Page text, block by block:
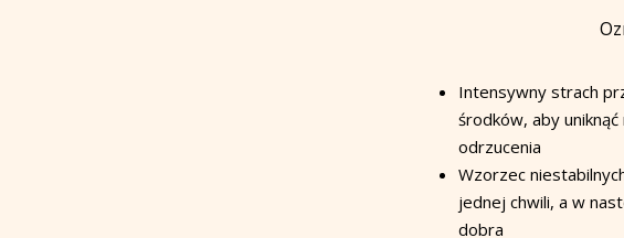
Intensywny strach
środków, aby
odrzucenia
Wzorzec
jednej chwili, a w
dobra